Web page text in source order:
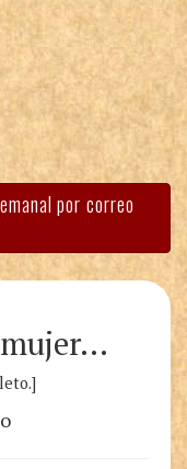
por correo
mujer…